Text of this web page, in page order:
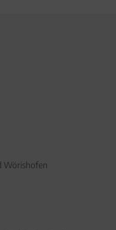
Wörishofen